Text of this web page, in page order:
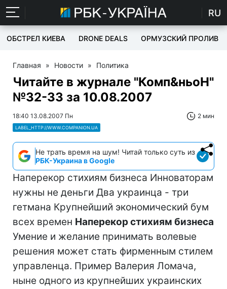
RU
ОБСТРЕЛ КИЕВА DRONE DEALS ОРМУЗСКИЙ ПРОЛИВ
Главная » Новости » Политика
Читайте в журнале "Комп&ньоН"
№32-33 за 10.08.2007
18:40 13.08.2007 Пн 2 мин
LABEL_HTTP://WWW.COMPANION.UA
Не трать время на шум! Читай только суть из
РБК-Украина в Google
Наперекор стихиям бизнеса Инноваторам
нужны не деньги Два украинца - три
гетмана Крупнейший экономический бум
всех времен Наперекор стихиям бизнеса
Умение и желание принимать волевые
решения может стать фирменным стилем
управленца. Пример Валерия Ломача,
ныне одного из крупнейших украинских